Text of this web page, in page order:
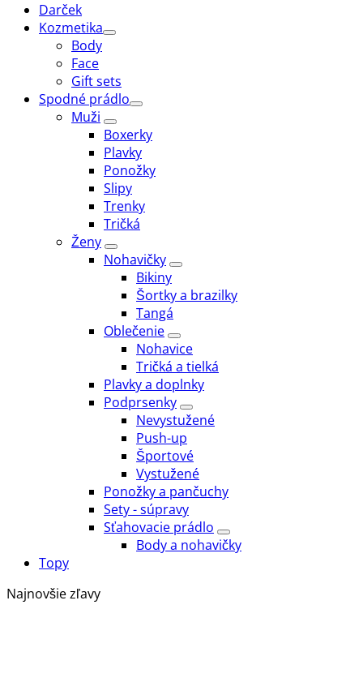
Darček
Kozmetika
Body
Face
Gift sets
Spodné prádlo
Muži
Boxerky
Plavky
Ponožky
Slipy
Trenky
Tričká
Ženy
Nohavičky
Bikiny
Šortky a brazilky
Tangá
Oblečenie
Nohavice
Tričká a tielká
Plavky a doplnky
Podprsenky
Nevystužené
Push-up
Športové
Vystužené
Ponožky a pančuchy
Sety - súpravy
Sťahovacie prádlo
Body a nohavičky
Topy
Najnovšie zľavy